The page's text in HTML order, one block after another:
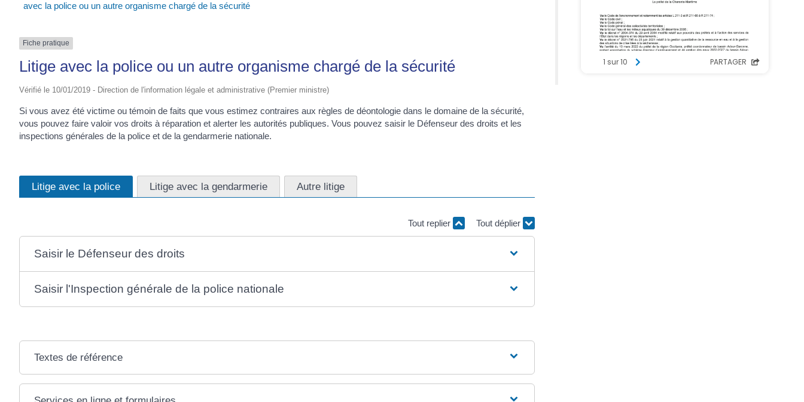
avec la police ou un autre organisme chargé de la sécurité
Fiche pratique
Litige avec la police ou un autre organisme chargé de la sécurité
Vérifié le 10/01/2019 - Direction de l'information légale et administrative (Premier ministre)
Si vous avez été victime ou témoin de faits que vous estimez contraires aux règles de déontologie dans le domaine de la sécurité,
vous pouvez faire valoir vos droits à réparation et alerter les autorités publiques. Vous pouvez saisir le Défenseur des droits et les
inspections générales de la police et de la gendarmerie nationale.
Litige avec la police Litige avec la gendarmerie Autre litige
Tout replier Tout déplier
Saisir le Défenseur des droits
Saisir l'Inspection générale de la police nationale
Textes de référence